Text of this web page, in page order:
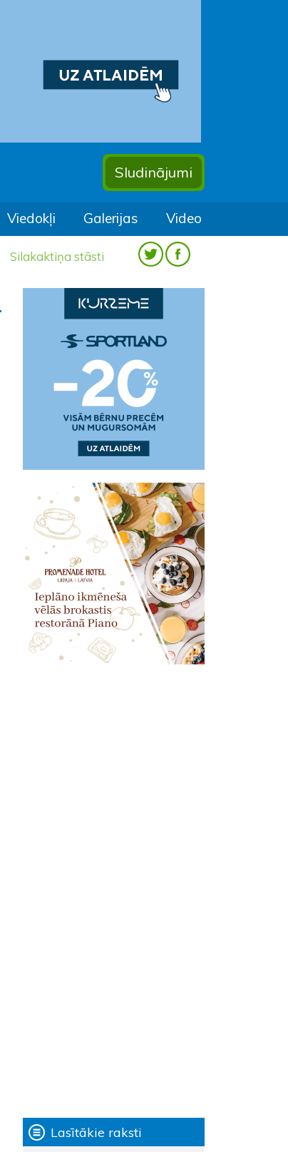
Sludinājumi
Viedokļi Galerijas Video
Silakaktiņa stāsti
Lasītākie raksti